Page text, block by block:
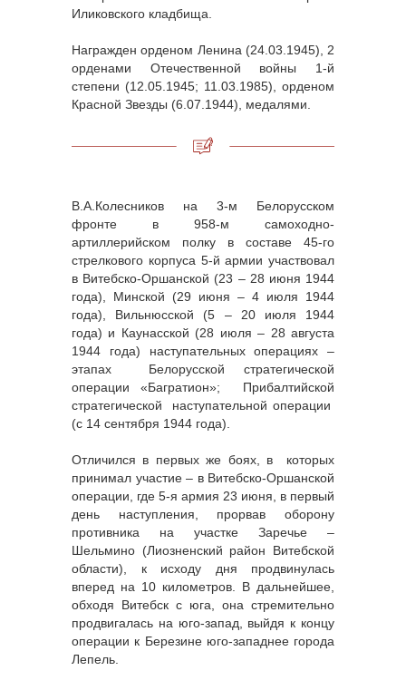
Иликовского кладбища.
Награжден орденом Ленина (24.03.1945), 2
орденами Отечественной войны 1-й
степени (12.05.1945; 11.03.1985), орденом
Красной Звезды (6.07.1944), медалями.
В.А.Колесников на 3-м Белорусском
фронте в 958-м самоходно-
артиллерийском полку в составе 45-го
стрелкового корпуса 5-й армии участвовал
в Витебско-Оршанской (23 – 28 июня 1944
года), Минской (29 июня – 4 июля 1944
года), Вильнюсской (5 – 20 июля 1944
года) и Каунасской (28 июля – 28 августа
1944 года) наступательных операциях –
этапах Белорусской стратегической
операции «Багратион»; Прибалтийской
стратегической наступательной операции
(с 14 сентября 1944 года).
Отличился в первых же боях, в которых
принимал участие – в Витебско-Оршанской
операции, где 5-я армия 23 июня, в первый
день наступления, прорвав оборону
противника на участке Заречье –
Шельмино (Лиозненский район Витебской
области), к исходу дня продвинулась
вперед на 10 километров. В дальнейшее,
обходя Витебск с юга, она стремительно
продвигалась на юго-запад, выйдя к концу
операции к Березине юго-западнее города
Лепель.